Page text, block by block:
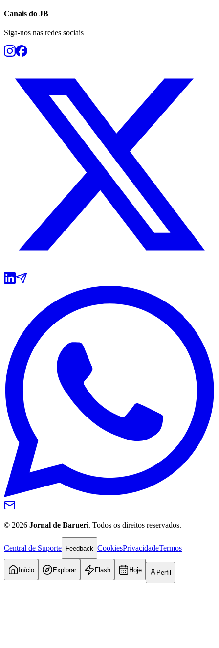
Botafogo
Grêmio
Canais do JB
Siga-nos nas redes sociais
© 2026 Jornal de Barueri. Todos os direitos reservados.
Central de Suporte Feedback CookiesPrivacidadeTermos
Início Explorar Flash Hoje Perfil